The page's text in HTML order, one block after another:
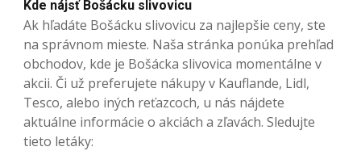
Kde nájsť Bošácku slivovicu
Ak hľadáte Bošácku slivovicu za najlepšie ceny, ste
na správnom mieste. Naša stránka ponúka prehľad
obchodov, kde je Bošácka slivovica momentálne v
akcii. Či už preferujete nákupy v Kauflande, Lidl,
Tesco, alebo iných reťazcoch, u nás nájdete
aktuálne informácie o akciách a zľavách. Sledujte
tieto letáky: